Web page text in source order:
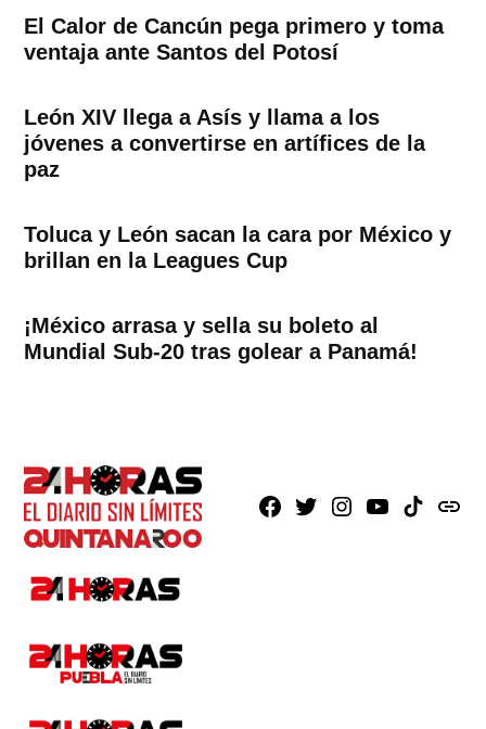
El Calor de Cancún pega primero y toma
ventaja ante Santos del Potosí
León XIV llega a Asís y llama a los
jóvenes a convertirse en artífices de la
paz
Toluca y León sacan la cara por México y
brillan en la Leagues Cup
¡México arrasa y sella su boleto al
Mundial Sub-20 tras golear a Panamá!
Facebook
X Instagram
YoutubeTikTokissuu